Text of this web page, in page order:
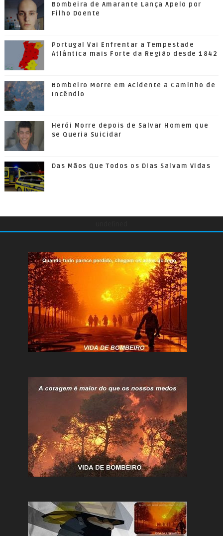
Bombeira de Amarante Lança Apelo por
Filho Doente
Portugal Vai Enfrentar a Tempestade
Atlântica mais Forte da Região desde 1842
Bombeiro Morre em Acidente a Caminho de
Incêndio
Herói Morre depois de Salvar Homem que
se Queria Suicidar
Das Mãos Que Todos os Dias Salvam Vidas